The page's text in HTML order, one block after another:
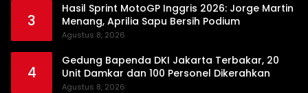
3
Hasil Sprint MotoGP Inggris 2026: Jorge Martin
Menang, Aprilia Sapu Bersih Podium
Agustus 8, 2026
4
Gedung Bapenda DKI Jakarta Terbakar, 20
Unit Damkar dan 100 Personel Dikerahkan
Agustus 8, 2026